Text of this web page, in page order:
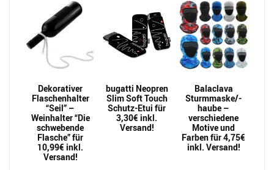
Dekorativer
Flaschenhalter
“Seil” –
Weinhalter “Die
schwebende
Flasche” für
10,99€ inkl.
Versand!
bugatti Neopren
Slim Soft Touch
Schutz-Etui für
3,30€ inkl.
Versand!
Balaclava
Sturmmaske/-
haube –
verschiedene
Motive und
Farben für 4,75€
inkl. Versand!